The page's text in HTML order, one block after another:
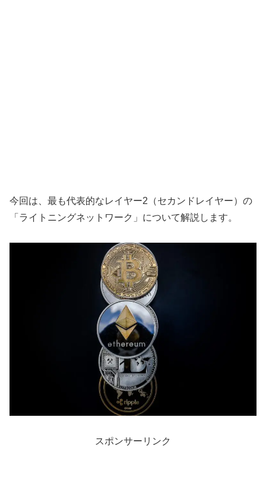
今回は、最も代表的なレイヤー2（セカンドレイヤー）の
「ライトニングネットワーク」について解説します。
スポンサーリンク